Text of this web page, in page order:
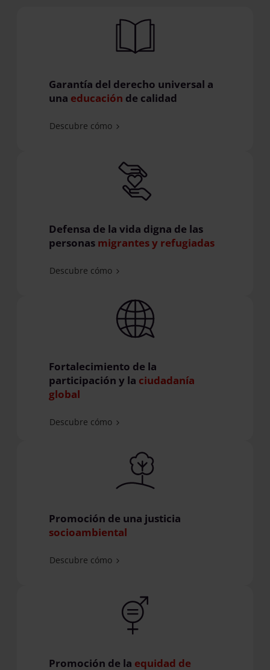
Garantía del derecho universal a
una educación de calidad
Descubre cómo
Defensa de la vida digna de las
personas migrantes y refugiadas
Descubre cómo
Fortalecimiento de la
participación y la ciudadanía
global
Descubre cómo
Promoción de una justicia
socioambiental
Descubre cómo
Promoción de la equidad de